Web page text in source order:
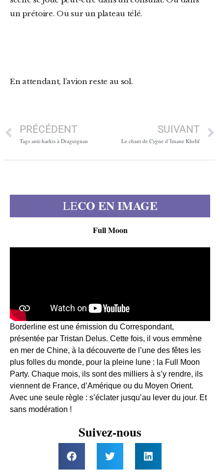
un prétoire. Ou sur un plateau télé.
En attendant, l’avion reste au sol.
PRÉCÉDENT
Tags anti-harkis à Draguignan
SUIVANT
Le chant de Cygne d’Imane Khelif
LECO EN IMAGE
Full Moon
Borderline est une émission du Correspondant,
présentée par Tristan Delus. Cette fois, il vous emmène
en mer de Chine, à la découverte de l’une des fêtes les
plus folles du monde, pour la pleine lune : la Full Moon
Party. Chaque mois, ils sont des milliers à s’y rendre, ils
viennent de France, d’Amérique ou du Moyen Orient.
Avec une seule règle : s’éclater jusqu’au lever du jour. Et
sans modération !
Suivez-nous